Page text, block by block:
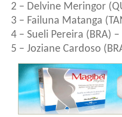
2 – Delvine Meringor
3 – Failuna Matanga
4 – Sueli Pereira (BRA)
5 – Joziane Cardoso